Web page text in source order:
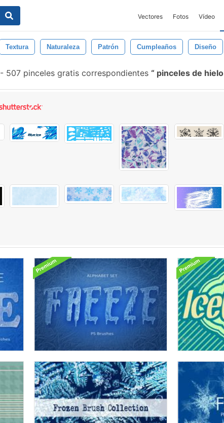
Vectores Fotos Vídeo
Textura Naturaleza Patrón Cumpleaños Diseño
- 507 pinceles gratis correspondientes pinceles de hielo